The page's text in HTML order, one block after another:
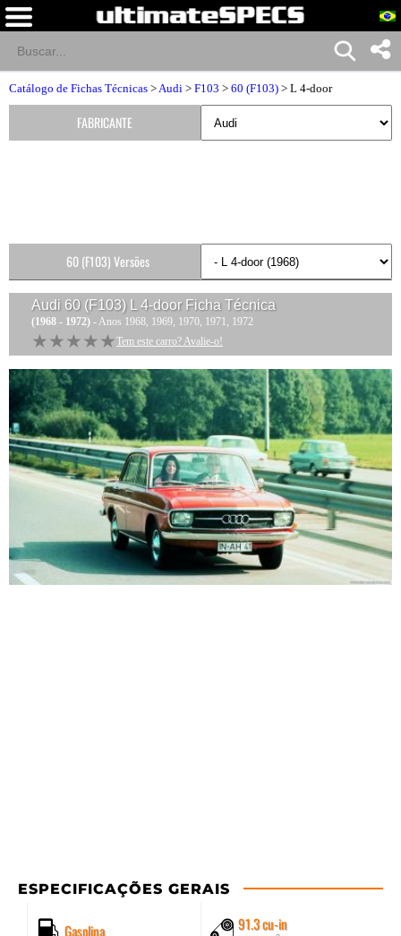
Catálogo de Fichas Técnicas >Audi > F103 > 60 (F103) > L 4-door
Audi 60 (F103) L 4-doorFicha Técnica
(1968 - 1972) - Anos 1968, 1969, 1970, 1971, 1972
★★★★★
★★★★★ Tem este carro? Avalie-o!
ESPECIFICAÇÕES GERAIS
Gasolina 91.3 cu-in
FABRICANTE
60 (F103) Versões